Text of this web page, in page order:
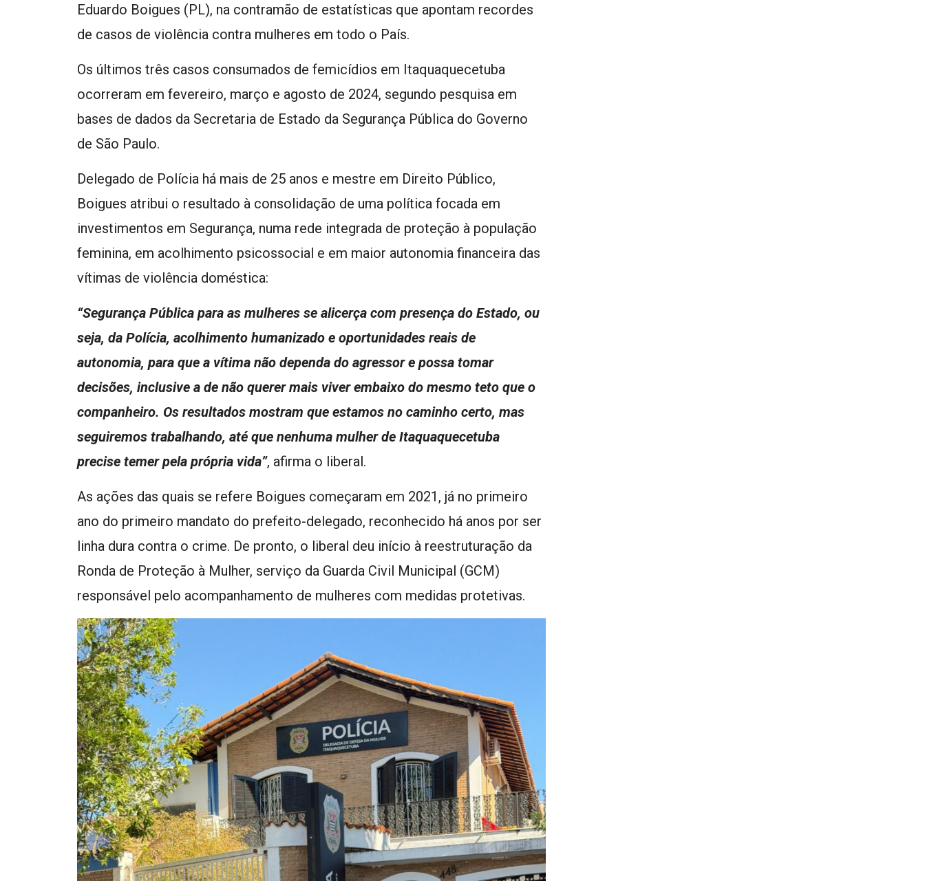
Eduardo Boigues (PL), na contramão de estatísticas que apontam recordes
de casos de violência contra mulheres em todo o País.
Os últimos três casos consumados de femicídios em Itaquaquecetuba
ocorreram em fevereiro, março e agosto de 2024, segundo pesquisa em
bases de dados da Secretaria de Estado da Segurança Pública do Governo
de São Paulo.
Delegado de Polícia há mais de 25 anos e mestre em Direito Público,
Boigues atribui o resultado à consolidação de uma política focada em
investimentos em Segurança, numa rede integrada de proteção à população
feminina, em acolhimento psicossocial e em maior autonomia financeira das
vítimas de violência doméstica:
“Segurança Pública para as mulheres se alicerça com presença do Estado, ou
seja, da Polícia, acolhimento humanizado e oportunidades reais de
autonomia, para que a vítima não dependa do agressor e possa tomar
decisões, inclusive a de não querer mais viver embaixo do mesmo teto que o
companheiro. Os resultados mostram que estamos no caminho certo, mas
seguiremos trabalhando, até que nenhuma mulher de Itaquaquecetuba
precise temer pela própria vida”, afirma o liberal.
As ações das quais se refere Boigues começaram em 2021, já no primeiro
ano do primeiro mandato do prefeito-delegado, reconhecido há anos por ser
linha dura contra o crime. De pronto, o liberal deu início à reestruturação da
Ronda de Proteção à Mulher, serviço da Guarda Civil Municipal (GCM)
responsável pelo acompanhamento de mulheres com medidas protetivas.